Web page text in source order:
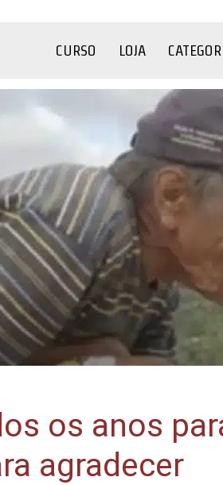
CURSO LOJA
os anos
agradecer